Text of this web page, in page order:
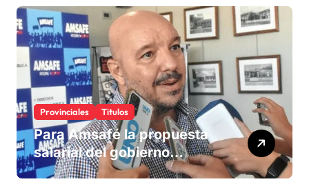
Provinciales Titulos
Para Amsafé la propuesta
salarial del gobierno
«queda corta» y el viernes